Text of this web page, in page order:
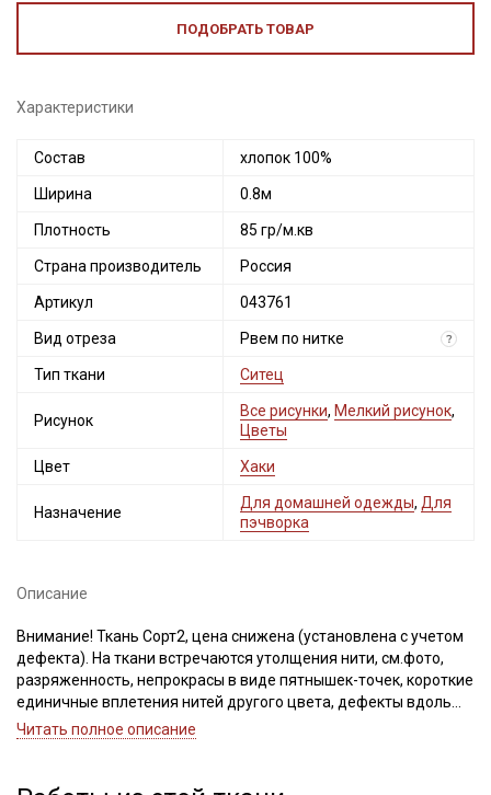
ПОДОБРАТЬ ТОВАР
Характеристики
Состав хлопок 100%
Ширина 0.8м
Плотность 85 гр/м.кв
Страна производитель Россия
Артикул 043761
Вид отреза Рвем по нитке ?
Тип ткани Ситец
Рисунок
Все рисунки, Мелкий рисунок,
Цветы
Цвет Хаки
Назначение
Для домашней одежды, Для
пэчворка
Описание
Внимание! Ткань Сорт2, цена снижена (установлена с учетом
дефекта). На ткани встречаются утолщения нити, см.фото,
разряженность, непрокрасы в виде пятнышек-точек, короткие
единичные вплетения нитей другого цвета, дефекты вдоль
кромки на расстоянии до 5см от края браком не являются.
Натуральная легкая ткань из 100% хлопка, приятная к телу,
Читать полное описание